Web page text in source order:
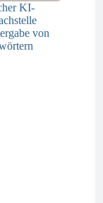
KI-
von